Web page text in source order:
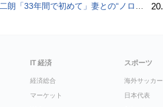
年間で初めて」妻との“ノロケ砲”に反響続々「威力抜群」「奥様かっこいい」 20.
IT 経済
経済総合
マーケット
スポーツ
海外サッカー
日本代表